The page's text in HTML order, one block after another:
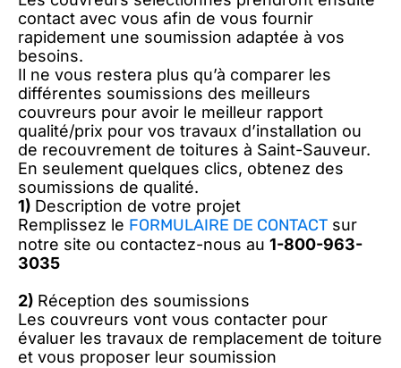
contact avec vous afin de vous fournir
rapidement une soumission adaptée à vos
besoins.
Il ne vous restera plus qu’à comparer les
différentes soumissions des meilleurs
couvreurs pour avoir le meilleur rapport
qualité/prix pour vos travaux d’installation ou
de recouvrement de toitures à Saint-Sauveur.
En seulement quelques clics, obtenez des
soumissions de qualité.
1) Description de votre projet
Remplissez le FORMULAIRE DE CONTACT sur
notre site ou contactez-nous au 1-800-963-
3035
2) Réception des soumissions
Les couvreurs vont vous contacter pour
évaluer les travaux de remplacement de toiture
et vous proposer leur soumission